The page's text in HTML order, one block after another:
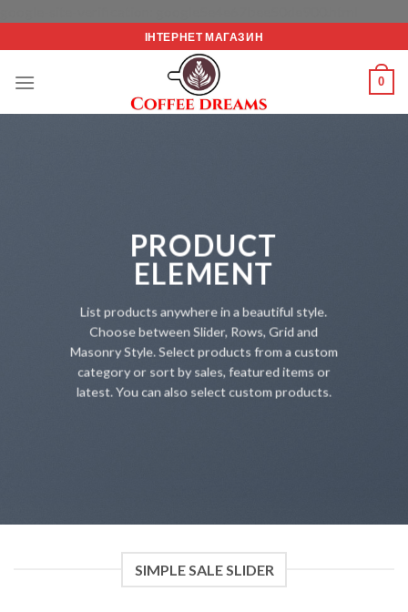
вмісту
ІНТЕРНЕТ МАГАЗИН
0
PRODUCT
ELEMENT
List products anywhere in a beautiful style.
Choose between Slider, Rows, Grid and
Masonry Style. Select products from a custom
category or sort by sales, featured items or
latest. You can also select custom products.
SIMPLE SALE SLIDER